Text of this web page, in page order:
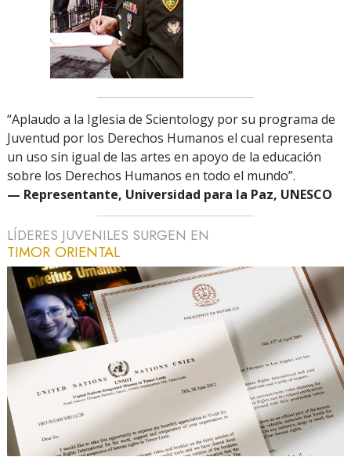
“Aplaudo a la Iglesia de Scientology por su programa de
Juventud por los Derechos Humanos el cual representa
un uso sin igual de las artes en apoyo de la educación
sobre los Derechos Humanos en todo el mundo”.
— Representante, Universidad para la Paz, UNESCO
LÍDERES JUVENILES SURGEN EN
TIMOR ORIENTAL